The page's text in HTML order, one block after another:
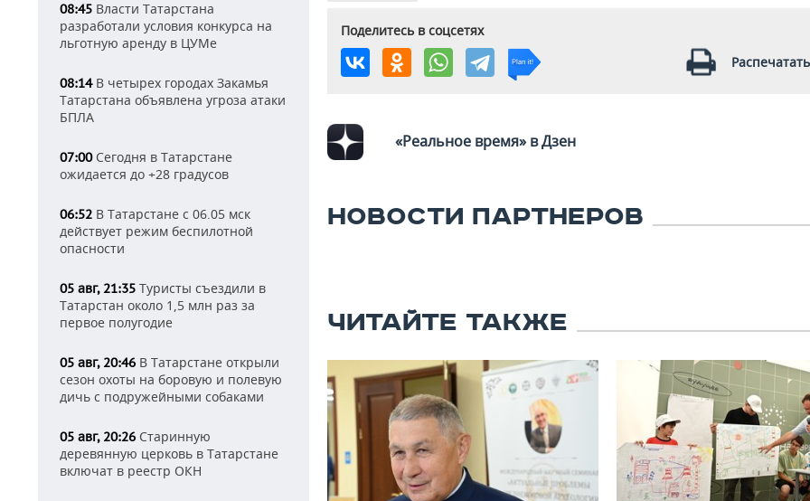
08:45 Власти Татарстана
разработали условия конкурса на
льготную аренду в ЦУМе
08:14В четырех городах Закамья
Татарстана объявлена угроза атаки
БПЛА
07:00Сегодня в Татарстане
ожидается до +28 градусов
06:52 В Татарстане с 06.05 мск
действует режим беспилотной
опасности
05 авг, 21:35 Туристы съездили в
Татарстан около 1,5 млн раз за
первое полугодие
05 авг, 20:46 В Татарстане открыли
сезон охоты на боровую и полевую
дичь с подружейными собаками
05 авг, 20:26 Старинную
деревянную церковь в Татарстане
включат в реестр ОКН
Поделитесь в соцсетях
«Реальное время» в Дзен
НОВОСТИ ПАРТНЕРОВ
ЧИТАЙТЕ ТАКЖЕ